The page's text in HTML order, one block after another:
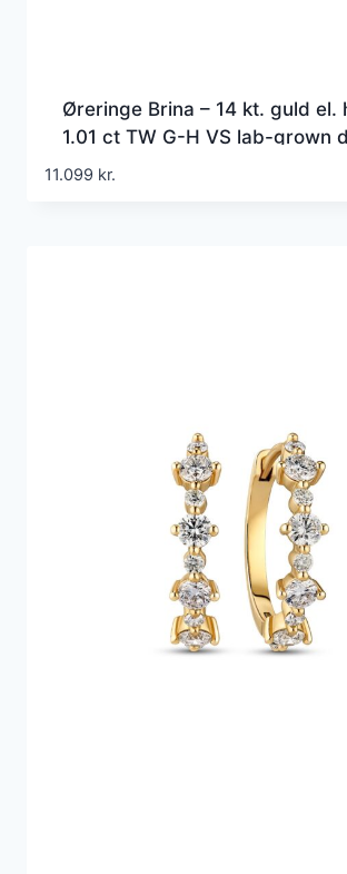
Øreringe Brina – 14 kt. guld el.
1.01 ct TW G-H VS lab-grown
11.099 kr.